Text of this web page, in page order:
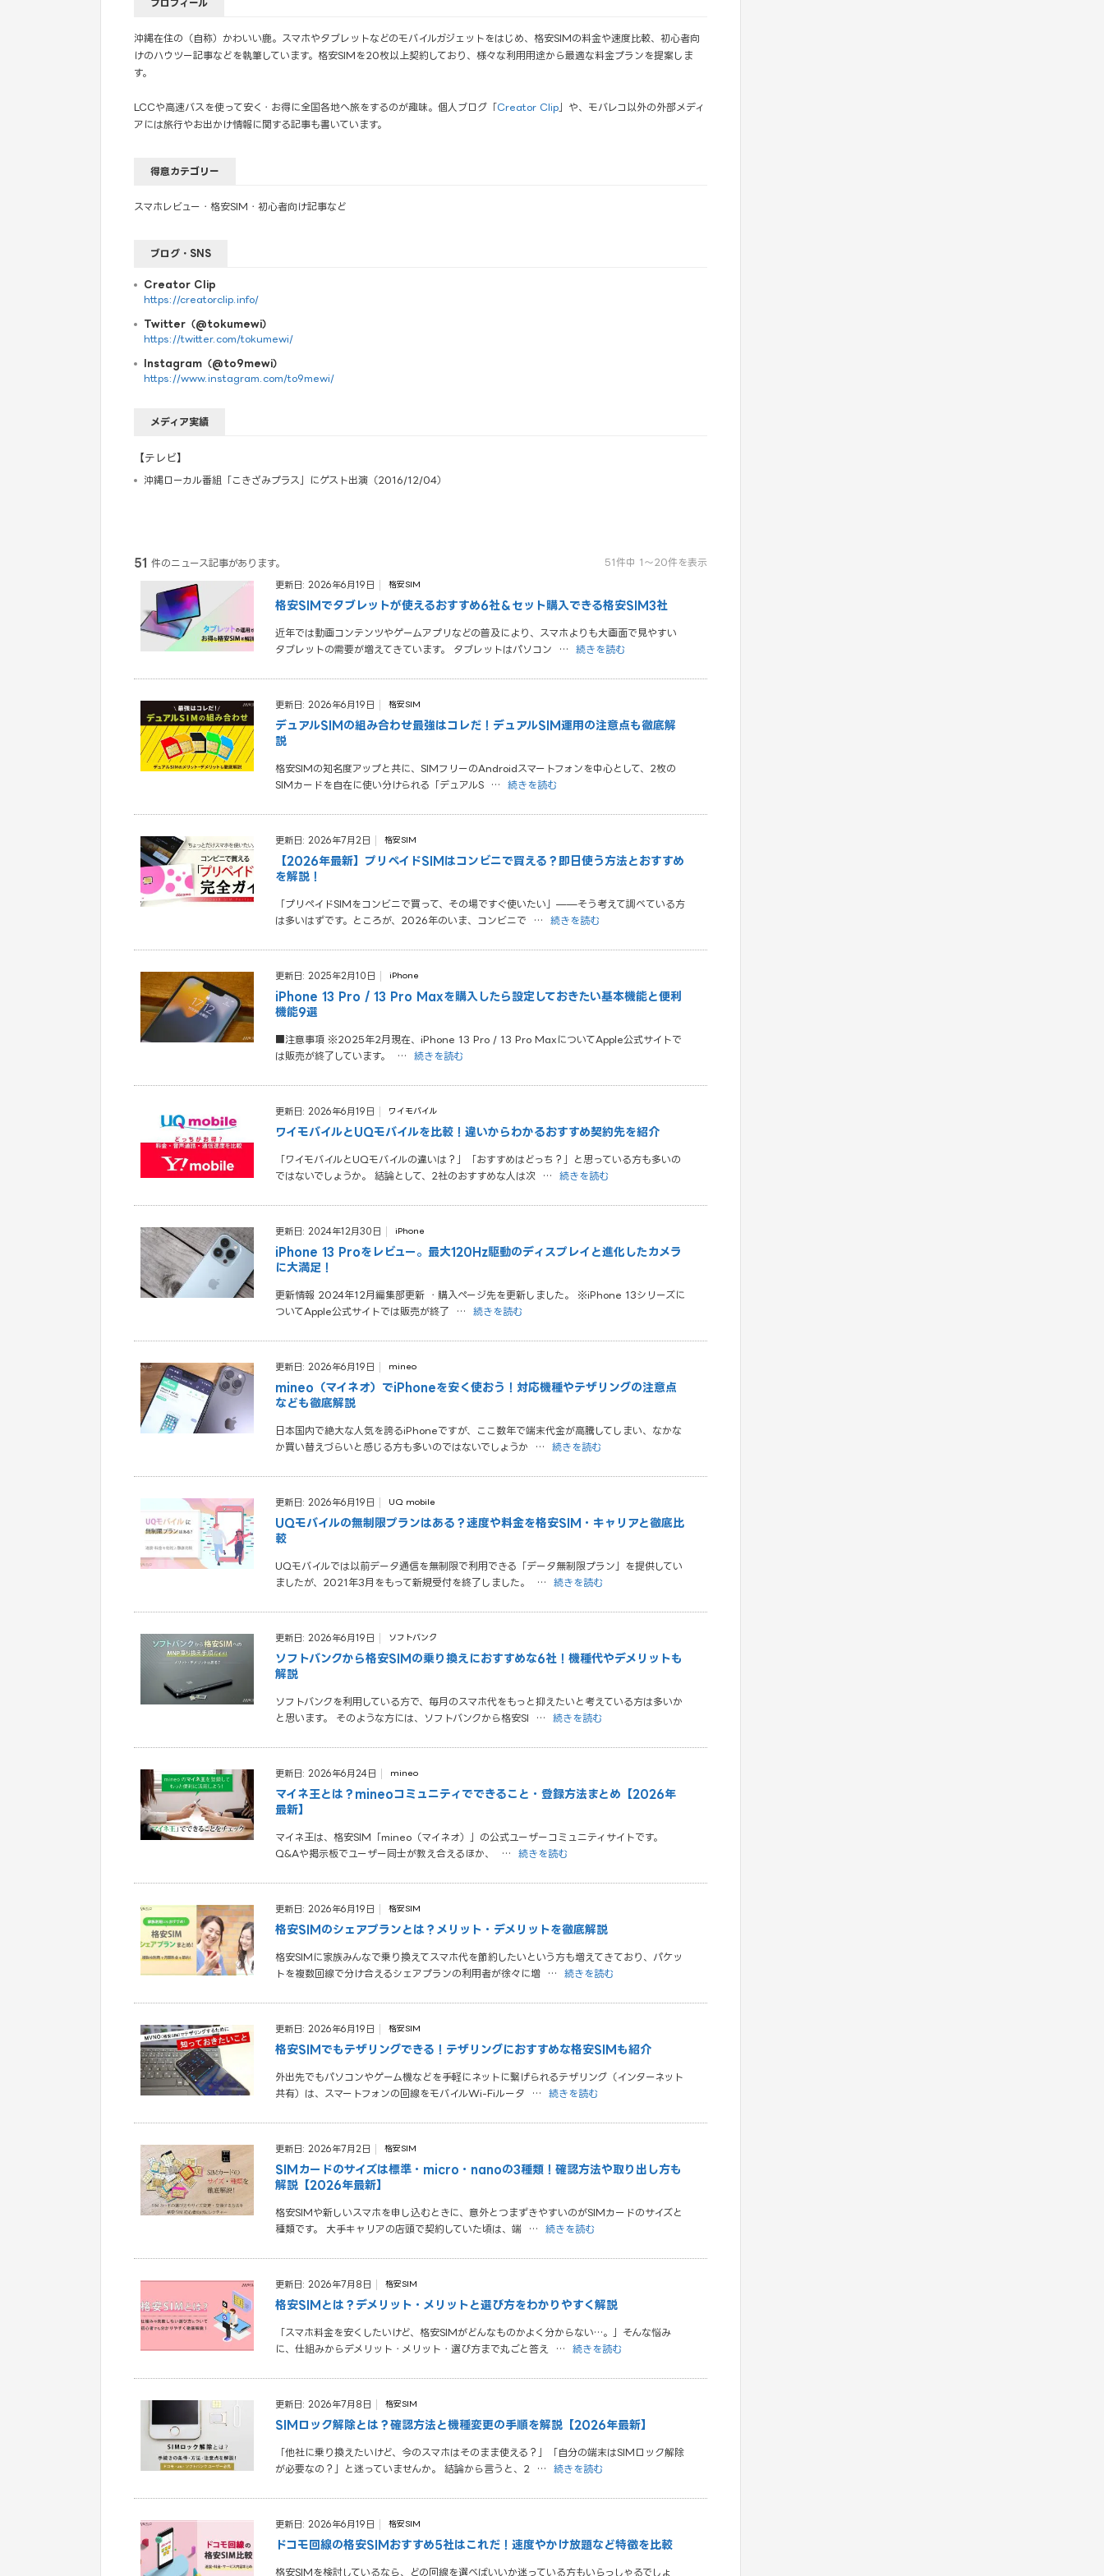
プロフィール
沖縄在住の（自称）かわいい鹿。スマホやタブレットなどのモバイルガジェットをはじめ、格安SIMの料金や速度比較、初心者向
けのハウツー記事などを執筆しています。格安SIMを20枚以上契約しており、様々な利用用途から最適な料金プランを提案しま
す。
LCCや高速バスを使って安く・お得に全国各地へ旅をするのが趣味。個人ブログ「Creator Clip 」や、モバレコ以外の外部メディ
アには旅行やお出かけ情報に関する記事も書いています。
得意カテゴリー
スマホレビュー・格安SIM・初心者向け記事など
ブログ・SNS
Creator Clip
https://creatorclip.info/
Twitter（@tokumewi）
https://twitter.com/tokumewi/
Instagram（@to9mewi）
https://www.instagram.com/to9mewi/
メディア実績
【テレビ】
沖縄ローカル番組「こきざみプラス」にゲスト出演（2016/12/04）
51 件のニュース記事があります。 51件中 1〜20件を表示
更新日: 2026年6月19日 格安SIM
格安SIMでタブレットが使えるおすすめ6社＆セット購入できる格安SIM3社
近年では動画コンテンツやゲームアプリなどの普及により、スマホよりも大画面で見やすい
タブレットの需要が増えてきています。 タブレットはパソコン
… 続きを読む
更新日: 2026年6月19日 格安SIM
デュアルSIMの組み合わせ最強はコレだ！デュアルSIM運用の注意点も徹底解
説
格安SIMの知名度アップと共に、SIMフリーのAndroidスマートフォンを中心として、2枚の
SIMカードを自在に使い分けられる「デュアルS
… 続きを読む
更新日: 2026年7月2日 格安SIM
【2026年最新】プリペイドSIMはコンビニで買える？即日使う方法とおすすめ
を解説！
「プリペイドSIMをコンビニで買って、その場ですぐ使いたい」——そう考えて調べている方
は多いはずです。ところが、2026年のいま、コンビニで
… 続きを読む
更新日: 2025年2月10日 iPhone
iPhone 13 Pro / 13 Pro Maxを購入したら設定しておきたい基本機能と便利
機能9選
■注意事項 ※2025年2月現在、iPhone 13 Pro / 13 Pro MaxについてApple公式サイトで
は販売が終了しています。
… 続きを読む
更新日: 2026年6月19日 ワイモバイル
ワイモバイルとUQモバイルを比較！違いからわかるおすすめ契約先を紹介
「ワイモバイルとUQモバイルの違いは？」「おすすめはどっち？」と思っている方も多いの
ではないでしょうか。 結論として、2社のおすすめな人は次
… 続きを読む
更新日: 2024年12月30日 iPhone
iPhone 13 Proをレビュー。最大120Hz駆動のディスプレイと進化したカメラ
に大満足！
更新情報 2024年12月編集部更新 ・購入ページ先を更新しました。 ※iPhone 13シリーズに
ついてApple公式サイトでは販売が終了
… 続きを読む
更新日: 2026年6月19日 mineo
mineo（マイネオ）でiPhoneを安く使おう！対応機種やテザリングの注意点
なども徹底解説
日本国内で絶大な人気を誇るiPhoneですが、ここ数年で端末代金が高騰してしまい、なかな
か買い替えづらいと感じる方も多いのではないでしょうか
… 続きを読む
更新日: 2026年6月19日 UQ mobile
UQモバイルの無制限プランはある？速度や料金を格安SIM・キャリアと徹底比
較
UQモバイルでは以前データ通信を無制限で利用できる「データ無制限プラン」を提供してい
ましたが、2021年3月をもって新規受付を終了しました。
… 続きを読む
更新日: 2026年6月19日 ソフトバンク
ソフトバンクから格安SIMの乗り換えにおすすめな6社！機種代やデメリットも
解説
ソフトバンクを利用している方で、毎月のスマホ代をもっと抑えたいと考えている方は多いか
と思います。 そのような方には、ソフトバンクから格安SI
… 続きを読む
更新日: 2026年6月24日 mineo
マイネ王とは？mineoコミュニティでできること・登録方法まとめ【2026年
最新】
マイネ王は、格安SIM「mineo（マイネオ）」の公式ユーザーコミュニティサイトです。
Q&Aや掲示板でユーザー同士が教え合えるほか、
… 続きを読む
更新日: 2026年6月19日 格安SIM
格安SIMのシェアプランとは？メリット・デメリットを徹底解説
格安SIMに家族みんなで乗り換えてスマホ代を節約したいという方も増えてきており、パケッ
トを複数回線で分け合えるシェアプランの利用者が徐々に増
… 続きを読む
更新日: 2026年6月19日 格安SIM
格安SIMでもテザリングできる！テザリングにおすすめな格安SIMも紹介
外出先でもパソコンやゲーム機などを手軽にネットに繋げられるテザリング（インターネット
共有）は、スマートフォンの回線をモバイルWi-Fiルータ
… 続きを読む
更新日: 2026年7月2日 格安SIM
SIMカードのサイズは標準・micro・nanoの3種類！確認方法や取り出し方も
解説【2026年最新】
格安SIMや新しいスマホを申し込むときに、意外とつまずきやすいのがSIMカードのサイズと
種類です。 大手キャリアの店頭で契約していた頃は、端
… 続きを読む
更新日: 2026年7月8日 格安SIM
格安SIMとは？デメリット・メリットと選び方をわかりやすく解説
「スマホ料金を安くしたいけど、格安SIMがどんなものかよく分からない…。」そんな悩み
に、仕組みからデメリット・メリット・選び方まで丸ごと答え
… 続きを読む
更新日: 2026年7月8日 格安SIM
SIMロック解除とは？確認方法と機種変更の手順を解説【2026年最新】
「他社に乗り換えたいけど、今のスマホはそのまま使える？」「自分の端末はSIMロック解除
が必要なの？」と迷っていませんか。 結論から言うと、2
… 続きを読む
更新日: 2026年6月19日 格安SIM
ドコモ回線の格安SIMおすすめ5社はこれだ！速度やかけ放題など特徴を比較
格安SIMを検討しているなら、どの回線を選べばいいか迷っている方もいらっしゃるでしょ